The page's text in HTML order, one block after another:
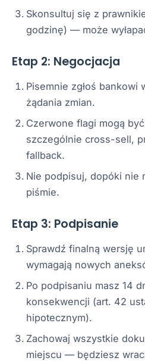
Skonsultuj się z
godzinę) — może
Etap 2: Negocjacja
Pisemnie zgłoś bankowi
żądania zmian.
Czerwone flagi mogą
szczególnie cross-sell,
fallback.
Nie podpisuj, dopóki nie
piśmie.
Etap 3: Podpisanie
Sprawdź finalną wersję
wymagają nowych
Po podpisaniu masz 14
konsekwencji (art. 42
hipotecznym).
Zachowaj wszystkie
miejscu — będziesz